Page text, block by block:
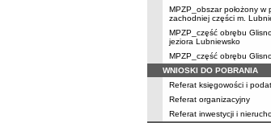
MPZP_obszar położony w
zachodniej części m.
MPZP_część obrębu
jeziora Lubniewsko
MPZP_część obrębu
WNIOSKI DO POBRANIA
Referat księgowości i
Referat organizacyjny
Referat inwestycji i